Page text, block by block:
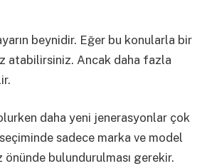
beynidir. Eğer bu konularla bir
atabilirsiniz. Ancak daha fazla
daha yeni jenerasyonlar çok
sadece marka ve model
bulundurulması gerekir.